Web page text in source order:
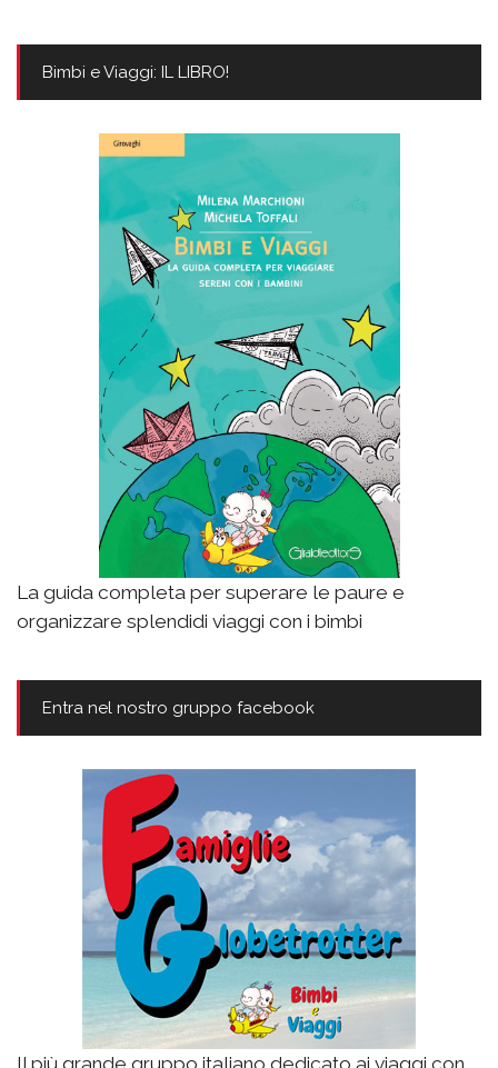
Bimbi e Viaggi: IL LIBRO!
La guida completa per superare le paure e
organizzare splendidi viaggi con i bimbi
Entra nel nostro gruppo facebook